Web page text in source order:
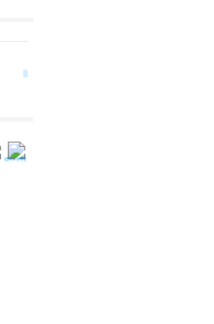
进出口代理